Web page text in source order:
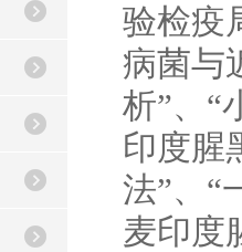
验检疫
病菌与
析”、 “
印度腥
法”、 “
麦印度